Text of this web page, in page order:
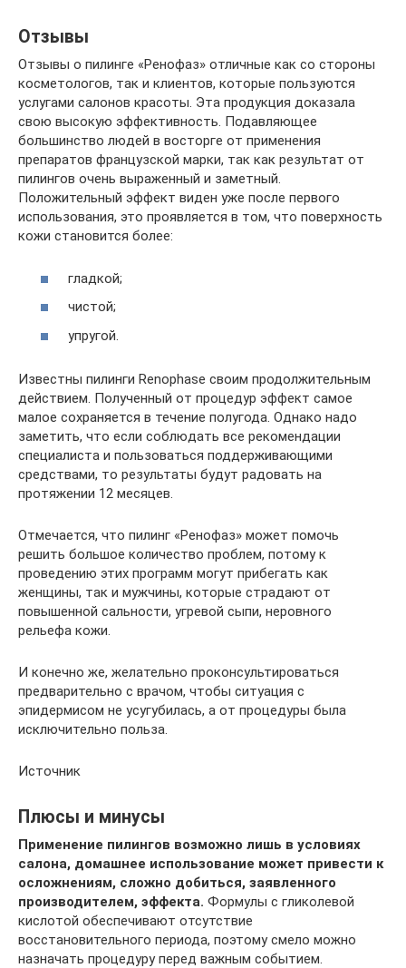
Отзывы
Отзывы о пилинге «Ренофаз» отличные как со стороны
косметологов, так и клиентов, которые пользуются
услугами салонов красоты. Эта продукция доказала
свою высокую эффективность. Подавляющее
большинство людей в восторге от применения
препаратов французской марки, так как результат от
пилингов очень выраженный и заметный.
Положительный эффект виден уже после первого
использования, это проявляется в том, что поверхность
кожи становится более:
гладкой;
чистой;
упругой.
Известны пилинги Renophase своим продолжительным
действием. Полученный от процедур эффект самое
малое сохраняется в течение полугода. Однако надо
заметить, что если соблюдать все рекомендации
специалиста и пользоваться поддерживающими
средствами, то результаты будут радовать на
протяжении 12 месяцев.
Отмечается, что пилинг «Ренофаз» может помочь
решить большое количество проблем, потому к
проведению этих программ могут прибегать как
женщины, так и мужчины, которые страдают от
повышенной сальности, угревой сыпи, неровного
рельефа кожи.
И конечно же, желательно проконсультироваться
предварительно с врачом, чтобы ситуация с
эпидермисом не усугубилась, а от процедуры была
исключительно польза.
Источник
Плюсы и минусы
Применение пилингов возможно лишь в условиях
салона, домашнее использование может привести к
осложнениям, сложно добиться, заявленного
производителем, эффекта. Формулы с гликолевой
кислотой обеспечивают отсутствие
восстановительного периода, поэтому смело можно
назначать процедуру перед важным событием.